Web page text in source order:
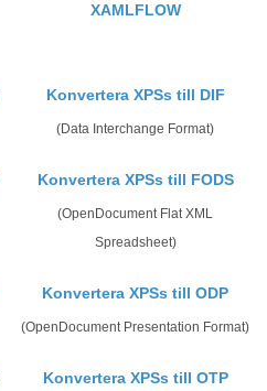
XAMLFLOW
Konvertera XPSs till DIF
(Data Interchange Format)
Konvertera XPSs till FODS
(OpenDocument Flat XML
Spreadsheet)
Konvertera XPSs till ODP
(OpenDocument Presentation Format)
Konvertera XPSs till OTP